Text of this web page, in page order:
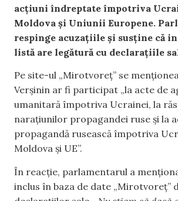
acțiuni îndreptate împotriva
Moldova și Uniunii Europene.
respinge acuzațiile și susține că
listă are legătură cu declarațiile
Pe site-ul „Mirotvoreț” se
Verșinin ar fi participat „la acte de
umanitară împotriva Ucrainei, la
narațiunilor propagandei ruse și la
propagandă rusească împotriva
Moldova și UE”.
În reacție, parlamentarul a
inclus în baza de date „Mirotvoreț”